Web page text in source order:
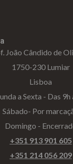
João Cândido de
1750-230 Lumiar
Lisboa
a Sexta - Das 9h
Sábado- Por
Domingo -
+351 913 901 605
+351 214 056 209